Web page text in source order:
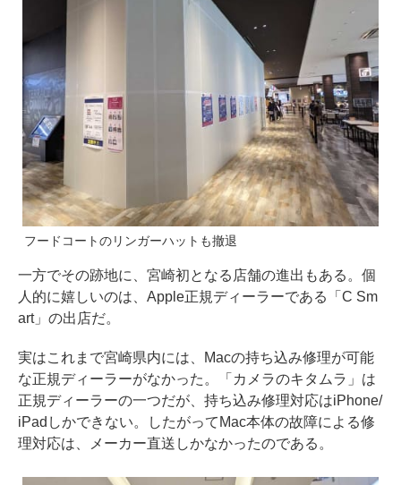
フードコートのリンガーハットも撤退
一方でその跡地に、宮崎初となる店舗の進出もある。個
人的に嬉しいのは、Apple正規ディーラーである「C Sm
art」の出店だ。
実はこれまで宮崎県内には、Macの持ち込み修理が可能
な正規ディーラーがなかった。「カメラのキタムラ」は
正規ディーラーの一つだが、持ち込み修理対応はiPhone/
iPadしかできない。したがってMac本体の故障による修
理対応は、メーカー直送しかなかったのである。